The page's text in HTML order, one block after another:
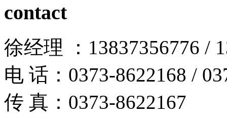
contact
徐经理 ：13837356776 /
电 话：0373-8622168 /
传 真：0373-8622167